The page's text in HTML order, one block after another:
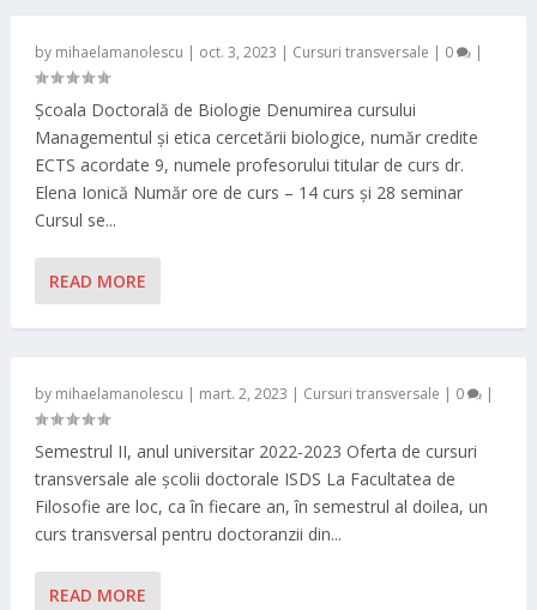
by mihaelamanolescu | oct. 3, 2023 | Cursuri transversale | 0 |
Școala Doctorală de Biologie Denumirea cursului
Managementul și etica cercetării biologice, număr credite
ECTS acordate 9, numele profesorului titular de curs dr.
Elena Ionică Număr ore de curs – 14 curs și 28 seminar
Cursul se...
READ MORE
by mihaelamanolescu | mart. 2, 2023 | Cursuri transversale | 0 |
Semestrul II, anul universitar 2022-2023 Oferta de cursuri
transversale ale școlii doctorale ISDS La Facultatea de
Filosofie are loc, ca în fiecare an, în semestrul al doilea, un
curs transversal pentru doctoranzii din...
READ MORE